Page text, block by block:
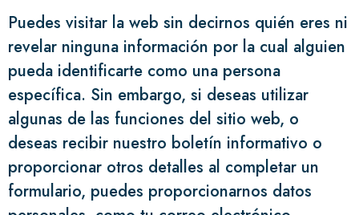
Puedes visitar la web sin decirnos quién eres ni
revelar ninguna información por la cual alguien
pueda identificarte como una persona
específica. Sin embargo, si deseas utilizar
algunas de las funciones del sitio web, o
deseas recibir nuestro boletín informativo o
proporcionar otros detalles al completar un
formulario, puedes proporcionarnos datos